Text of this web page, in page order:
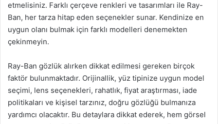
etmelisiniz. Farklı çerçeve renkleri ve tasarımları ile Ray-
Ban, her tarza hitap eden seçenekler sunar. Kendinize en
uygun olanı bulmak için farklı modelleri denemekten
çekinmeyin.
Ray-Ban gözlük alırken dikkat edilmesi gereken birçok
faktör bulunmaktadır. Orijinallik, yüz tipinize uygun model
seçimi, lens seçenekleri, rahatlık, fiyat araştırması, iade
politikaları ve kişisel tarzınız, doğru gözlüğü bulmanıza
yardımcı olacaktır. Bu detaylara dikkat ederek, hem görsel